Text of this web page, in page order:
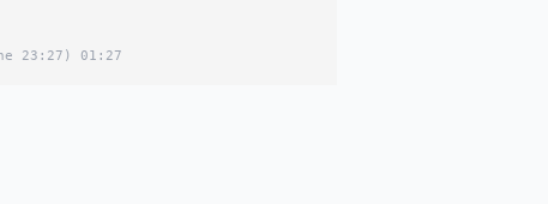
01:27
(23:27 in your timezone)